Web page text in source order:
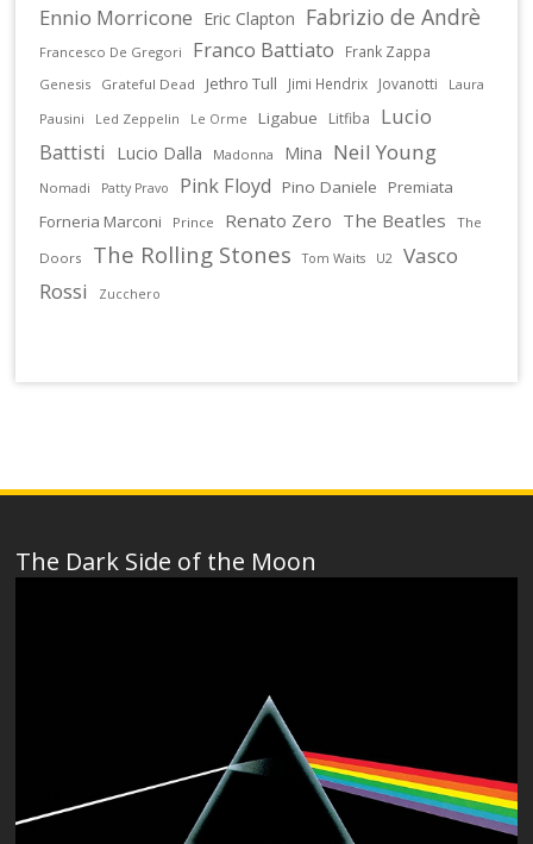
Ennio Morricone Eric Clapton Fabrizio de Andrè
Francesco De Gregori Franco Battiato Frank Zappa
Genesis Grateful Dead Jethro Tull Jimi Hendrix Jovanotti
Laura
Pausini
Led Zeppelin Le Orme Ligabue Litfiba
Lucio
Battisti
Lucio Dalla Madonna Mina Neil Young
Nomadi Patty Pravo Pink Floyd Pino Daniele
Premiata
Forneria Marconi
Prince Renato Zero The Beatles
The
Doors
The Rolling Stones Tom Waits U2
Vasco
Rossi
Zucchero
The Dark Side of the Moon